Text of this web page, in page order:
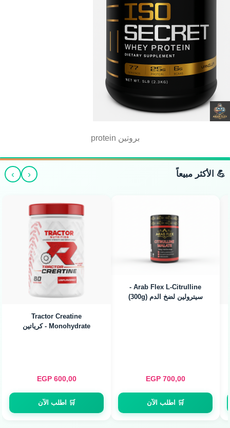
بروتين protein
💪 الأكثر مبيعاً ‹
›
سيترولين لضخ الدم (300g)
700,00
🛒 اطلب الآن
Tractor Creatine
600,00
🛒 اطلب الآن